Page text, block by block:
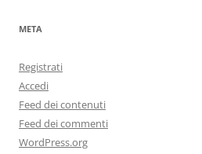
META
Registrati
Accedi
Feed dei contenuti
Feed dei commenti
WordPress.org